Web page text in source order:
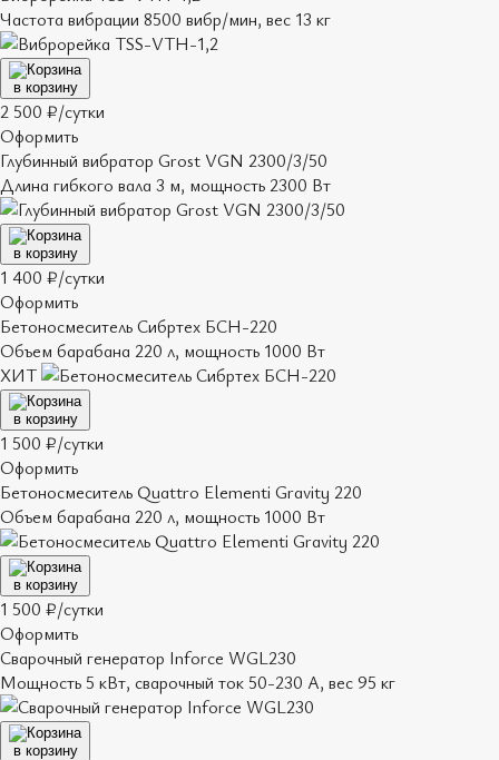
Частота вибрации 8500 вибр/мин, вес 13 кг
в корзину
2 500 ₽/сутки
Оформить
Глубинный вибратор Grost VGN 2300/3/50
Длина гибкого вала 3 м, мощность 2300 Вт
в корзину
1 400 ₽/сутки
Оформить
Бетоносмеситель Сибртех БСН-220
Объем барабана 220 л, мощность 1000 Вт
ХИТ
в корзину
1 500 ₽/сутки
Оформить
Бетоносмеситель Quattro Elementi Gravity 220
Объем барабана 220 л, мощность 1000 Вт
в корзину
1 500 ₽/сутки
Оформить
Сварочный генератор Inforce WGL230
Мощность 5 кВт, сварочный ток 50-230 А, вес 95 кг
в корзину